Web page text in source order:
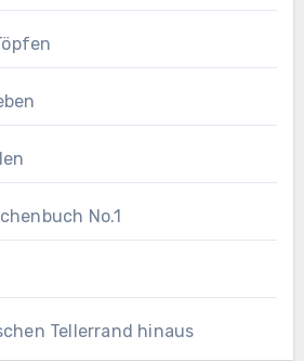
No.1
Tellerrand hinaus